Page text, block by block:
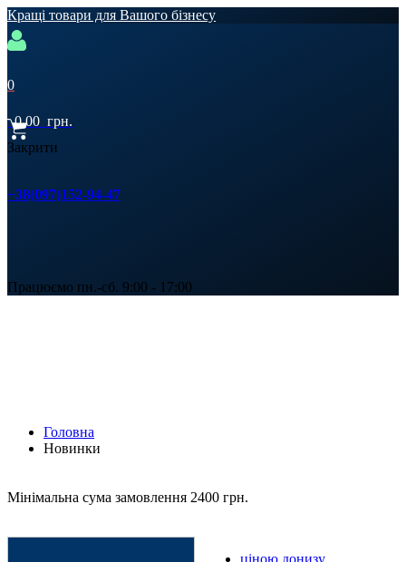
Кращі товари для Вашого бізнесу
0
0,00 грн.
Закрити
+38(097)152-94-47
Працюємо пн.-сб. 9:00 - 17:00
Головна
Новинки
Мінімальна сума замовлення 2400 грн.
ціною донизу